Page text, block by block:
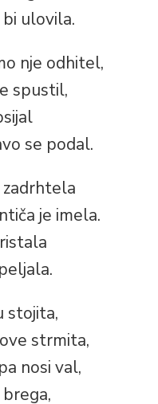
ulovila.
nje odhitel,
spustil,
se podal.
zadrhtela
je imela.
stojita,
strmita,
nosi val,